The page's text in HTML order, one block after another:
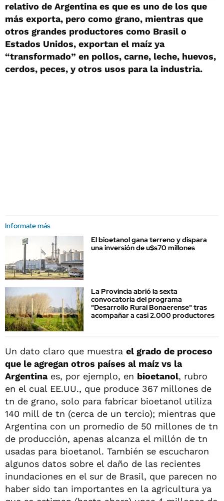
relativo de Argentina es que es uno de los que
más exporta, pero como grano, mientras que
otros grandes productores como Brasil o
Estados Unidos, exportan el maíz ya
“transformado” en pollos, carne, leche, huevos,
cerdos, peces, y otros usos para la industria.
Informate más
El bioetanol gana terreno y dispara
una inversión de u$s70 millones
La Provincia abrió la sexta
convocatoria del programa
"Desarrollo Rural Bonaerense" tras
acompañar a casi 2.000 productores
Un dato claro que muestra el grado de proceso
que le agregan otros países al maíz vs la
Argentinaes, por ejemplo, en bioetanol, rubro
en el cual EE.UU., que produce 367 millones de
tn de grano, solo para fabricar bioetanol utiliza
140 mill de tn (cerca de un tercio); mientras que
Argentina con un promedio de 50 millones de tn
de producción, apenas alcanza el millón de tn
usadas para bioetanol. También se escucharon
algunos datos sobre el daño de las recientes
inundaciones en el sur de Brasil, que parecen no
haber sido tan importantes en la agricultura ya